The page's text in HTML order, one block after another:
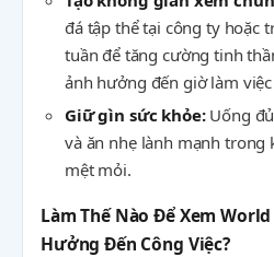
đá tập thể tại công ty hoặc
tuần để tăng cường tinh
ảnh hưởng đến giờ làm
Giữ gìn sức khỏe:Uống
và ăn nhẹ lành mạnh trong
mệt mỏi.
Làm Thế Nào Để Xem
Hưởng Đến Công Việc?